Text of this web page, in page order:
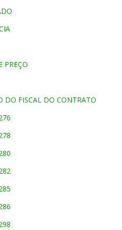
PREÇO
DO FISCAL DO CONTRATO